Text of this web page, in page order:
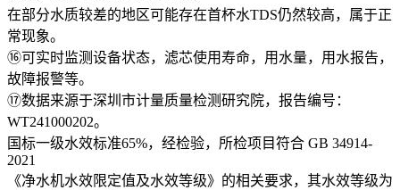
在部分水质较差的地区可能存在首杯水TDS仍然较高，属于正
常现象。
⑯可实时监测设备状态，滤芯使用寿命，用水量，用水报告，
故障报警等。
⑰数据来源于深圳市计量质量检测研究院，报告编号：
WT241000202。
国标一级水效标准65%，经检验，所检项目符合 GB 34914-
2021
《净水机水效限定值及水效等级》的相关要求，其水效等级为